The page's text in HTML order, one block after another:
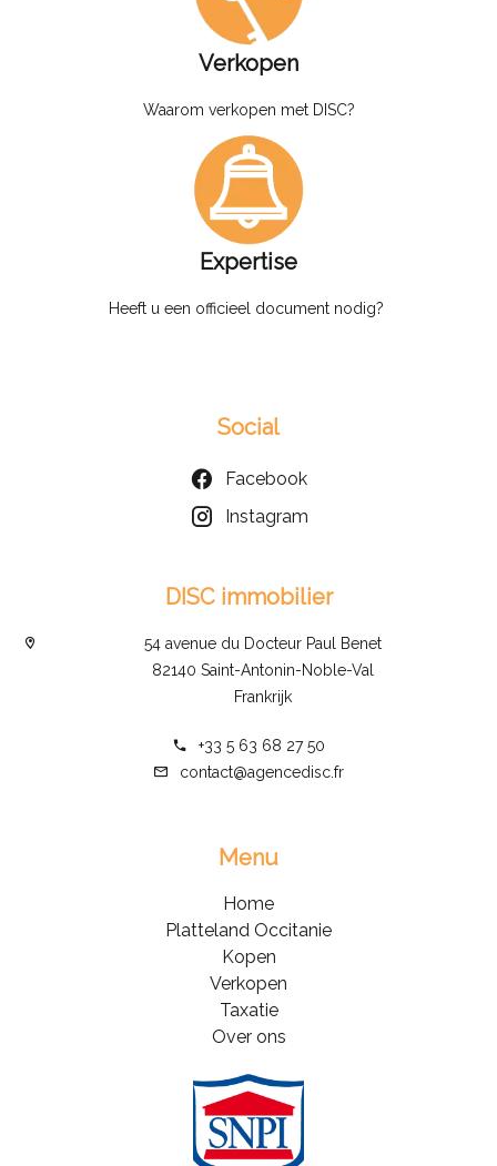
Verkopen
Waarom verkopen met DISC?
Expertise
Heeft u een officieel document nodig?
Social
Facebook
Instagram
DISC immobilier
54 avenue du Docteur Paul Benet
82140 Saint-Antonin-Noble-Val
Frankrijk
+33 5 63 68 27 50
contact@agencedisc.fr
Menu
Home
Platteland Occitanie
Kopen
Verkopen
Taxatie
Over ons